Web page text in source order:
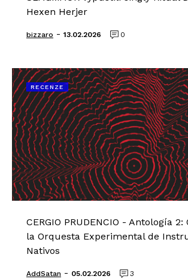
Hexen Herjer
bizzaro - 13.02.2026 0
RECENZE
CERGIO PRUDENCIO - Antología
la Orquesta Experimental de
Nativos
AddSatan - 05.02.2026 3